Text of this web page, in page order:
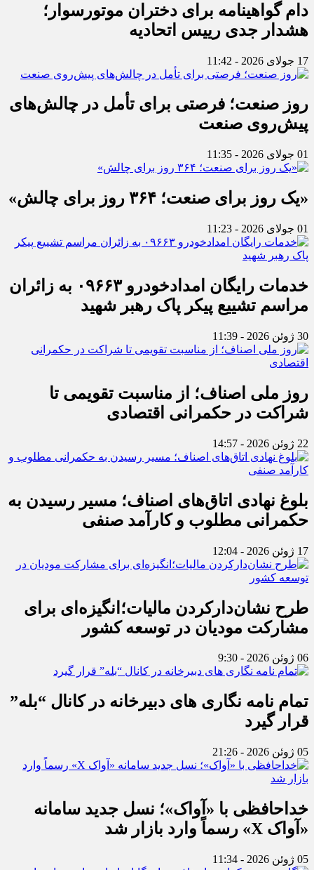
دام گواهینامه برای دختران موتورسوار؛
هشدار جدی رییس اتحادیه
17 جولای 2026 - 11:42
روز صنعت؛ فرصتی برای تأمل در چالش‌های
پیش‌روی صنعت
01 جولای 2026 - 11:35
«یک روز برای صنعت؛ ۳۶۴ روز برای چالش»
01 جولای 2026 - 11:23
خدمات رایگان امدادخودرو ۰۹۶۶۳ به زائران
مراسم تشییع پیکر پاک رهبر شهید
30 ژوئن 2026 - 11:39
روز ملی اصناف؛ از مناسبت تقویمی تا
شراکت در حکمرانی اقتصادی
22 ژوئن 2026 - 14:57
بلوغ نهادی اتاق‌های اصناف؛ مسیر رسیدن به
حکمرانی مطلوب و کارآمد صنفی
17 ژوئن 2026 - 12:04
طرح نشان‌دارکردن مالیات؛انگیزه‌ای برای
مشارکت مودیان در توسعه کشور
06 ژوئن 2026 - 9:30
تمام نامه نگاری های دبیرخانه در کانال “بله”
قرار گیرد
05 ژوئن 2026 - 21:26
خداحافظی با «آواک»؛ نسل جدید سامانه
«آواک X» رسماً وارد بازار شد
05 ژوئن 2026 - 11:34